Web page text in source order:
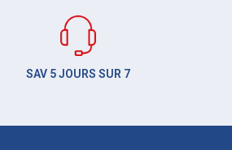
SAV 5 JOURS SUR 7